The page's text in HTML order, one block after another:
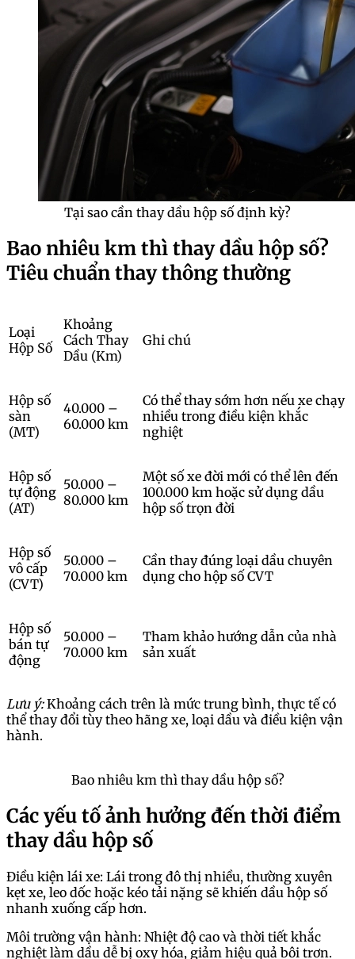
Tại sao cần thay dầu hộp số định kỳ?
Bao nhiêu km thì thay dầu hộp số?
Tiêu chuẩn thay thông thường
Loại
Hộp Số
Khoảng
Cách Thay
Dầu (Km)
Ghi chú
Hộp số
sàn
(MT)
40.000 –
60.000 km
Có thể thay sớm hơn nếu xe chạy
nhiều trong điều kiện khắc
nghiệt
Hộp số
tự động
(AT)
50.000 –
80.000 km
Một số xe đời mới có thể lên đến
100.000 km hoặc sử dụng dầu
hộp số trọn đời
Hộp số
vô cấp
(CVT)
50.000 –
70.000 km
Cần thay đúng loại dầu chuyên
dụng cho hộp số CVT
Hộp số
bán tự
động
50.000 –
70.000 km
Tham khảo hướng dẫn của nhà
sản xuất
Lưu ý:Khoảng cách trên là mức trung bình, thực tế có
thể thay đổi tùy theo hãng xe, loại dầu và điều kiện vận
hành.
Bao nhiêu km thì thay dầu hộp số?
Các yếu tố ảnh hưởng đến thời điểm
thay dầu hộp số
Điều kiện lái xe: Lái trong đô thị nhiều, thường xuyên
kẹt xe, leo dốc hoặc kéo tải nặng sẽ khiến dầu hộp số
nhanh xuống cấp hơn.
Môi trường vận hành: Nhiệt độ cao và thời tiết khắc
nghiệt làm dầu dễ bị oxy hóa, giảm hiệu quả bôi trơn.